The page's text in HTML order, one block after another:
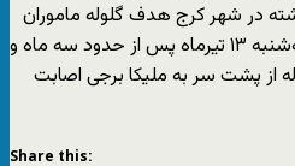
در شهر کرج هدف گلوله ماموران
انتظامی قرار گرفته بود، صبح سه‌شنبه ۱۳ تیرماه پس از حدود سه ماه و
از پشت سر به ملیکا برجی اصابت
Share this: